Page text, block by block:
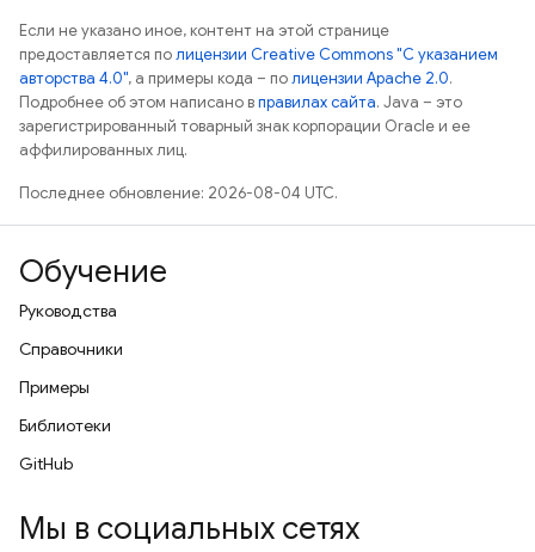
Если не указано иное, контент на этой странице
предоставляется полицензии Creative Commons "С указанием
авторства 4.0", а примеры кода – полицензии Apache 2.0.
Подробнее об этом написано вправилах сайта. Java – это
зарегистрированный товарный знак корпорации Oracle и ее
аффилированных лиц.
Последнее обновление: 2026-08-04 UTC.
Обучение
Руководства
Справочники
Примеры
Библиотеки
GitHub
Мы в социальных сетях